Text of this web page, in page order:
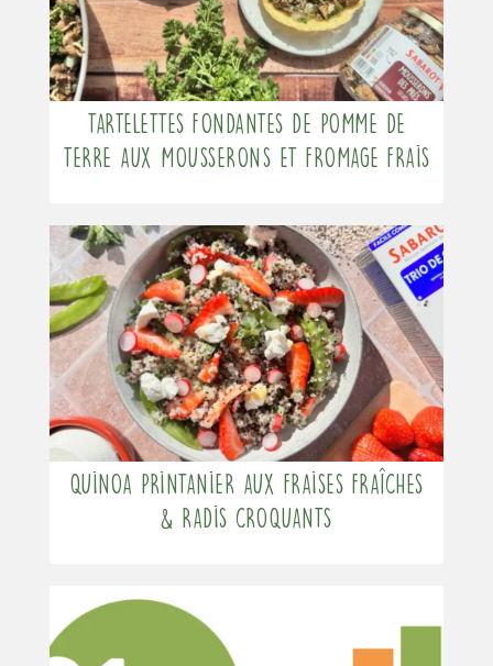
Tartelettes fondantes de pomme de
terre aux mousserons et fromage frais
Quinoa printanier aux fraises fraîches
& radis croquants